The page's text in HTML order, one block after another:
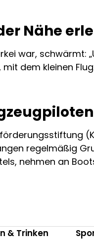
Nähe
war, schwärmt:
dem kleinen
regelmäßig
nehmen an
& Trinken